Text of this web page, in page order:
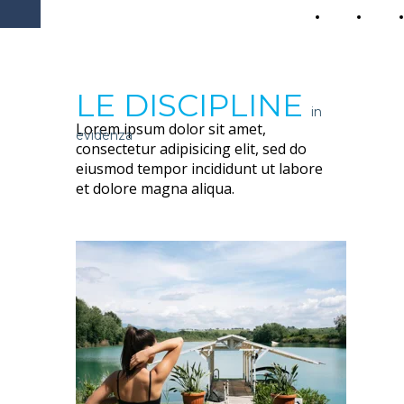
Home About
LE DISCIPLINE
in
evidenza
Lorem ipsum dolor sit amet,
consectetur adipisicing elit, sed do
eiusmod tempor incididunt ut labore
et dolore magna aliqua.